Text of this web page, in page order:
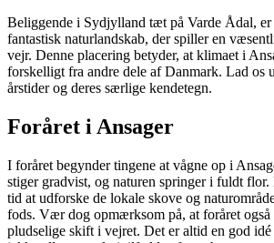
Beliggende i Sydjylland tæt på Varde Ådal, er
fantastisk naturlandskab, der spiller en
vejr. Denne placering betyder, at klimaet i
forskelligt fra andre dele af Danmark. Lad os
årstider og deres særlige kendetegn.
Foråret i Ansager
I foråret begynder tingene at vågne op i
stiger gradvist, og naturen springer i fuldt
tid at udforske de lokale skove og
fods. Vær dog opmærksom på, at foråret
pludselige skift i vejret. Det er altid en god